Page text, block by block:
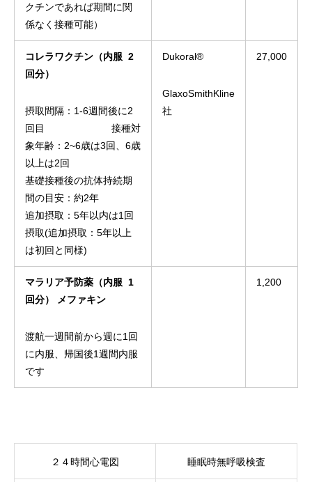
クチンであれば期間に関
係なく接種可能）
コレラワクチン（内服 2
回分）
摂取間隔：1-6週間後に2
回目 接種対
象年齢：2~6歳は3回、6歳
以上は2回
基礎接種後の抗体持続期
間の目安：約2年
追加摂取：5年以内は1回
摂取(追加摂取：5年以上
は初回と同様)
Dukoral®
GlaxoSmithKline
社
27,000
マラリア予防薬（内服 1
回分） メファキン
渡航一週間前から週に1回
に内服、帰国後1週間内服
です
1,200
２４時間心電図 睡眠時無呼吸検査